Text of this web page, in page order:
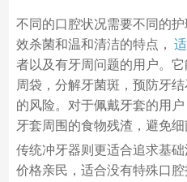
不同的口腔状况需要不同的
效杀菌和温和清洁的特点，
者以及有牙周问题的用户。
周袋，分解牙菌斑，预防牙
的风险。对于佩戴牙套的用
牙套周围的食物残渣，避免细
传统冲牙器则更适合追求基
价格亲民，适合没有特殊口